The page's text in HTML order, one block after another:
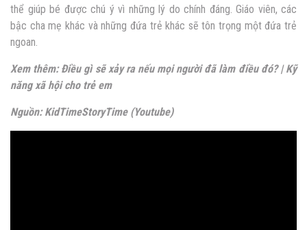
thể giúp bé được chú ý vì những lý do chính đáng. Giáo viên, các
bậc cha mẹ khác và những đứa trẻ khác sẽ tôn trọng một đứa trẻ
ngoan.
Xem thêm: Điều gì sẽ xảy ra nếu mọi người đã làm điều đó? | Kỹ
năng xã hội cho trẻ em
Nguồn: KidTimeStoryTime (Youtube)